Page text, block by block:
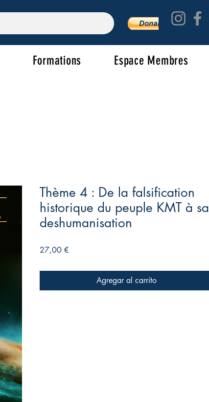
Formations Espace Membres
Thème 4 : De la falsification
historique du peuple KMT à sa
deshumanisation
27,00 €
Agregar al carrito